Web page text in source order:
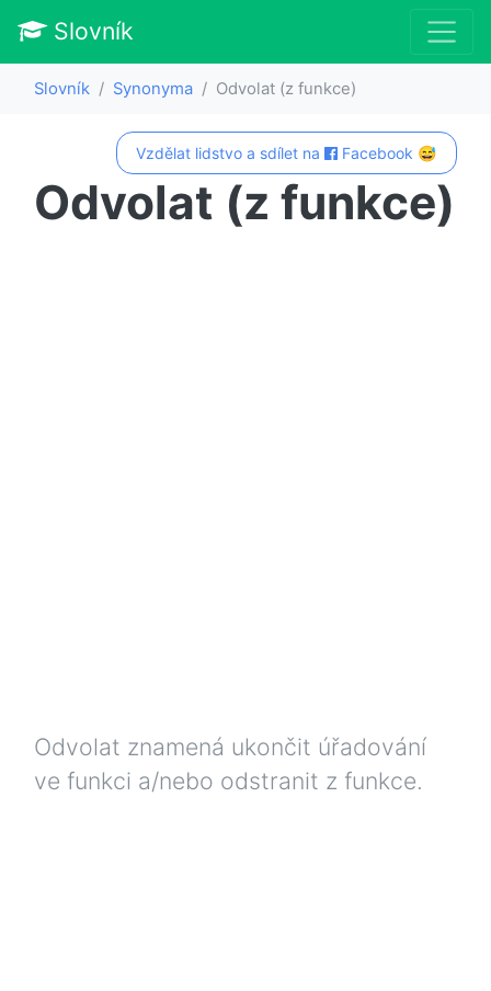
Slovník
Slovník Synonyma Odvolat (z funkce)
Vzdělat lidstvo a sdílet na Facebook 😅
Odvolat (z funkce)
Odvolat znamená ukončit úřadování
ve funkci a/nebo odstranit z funkce.